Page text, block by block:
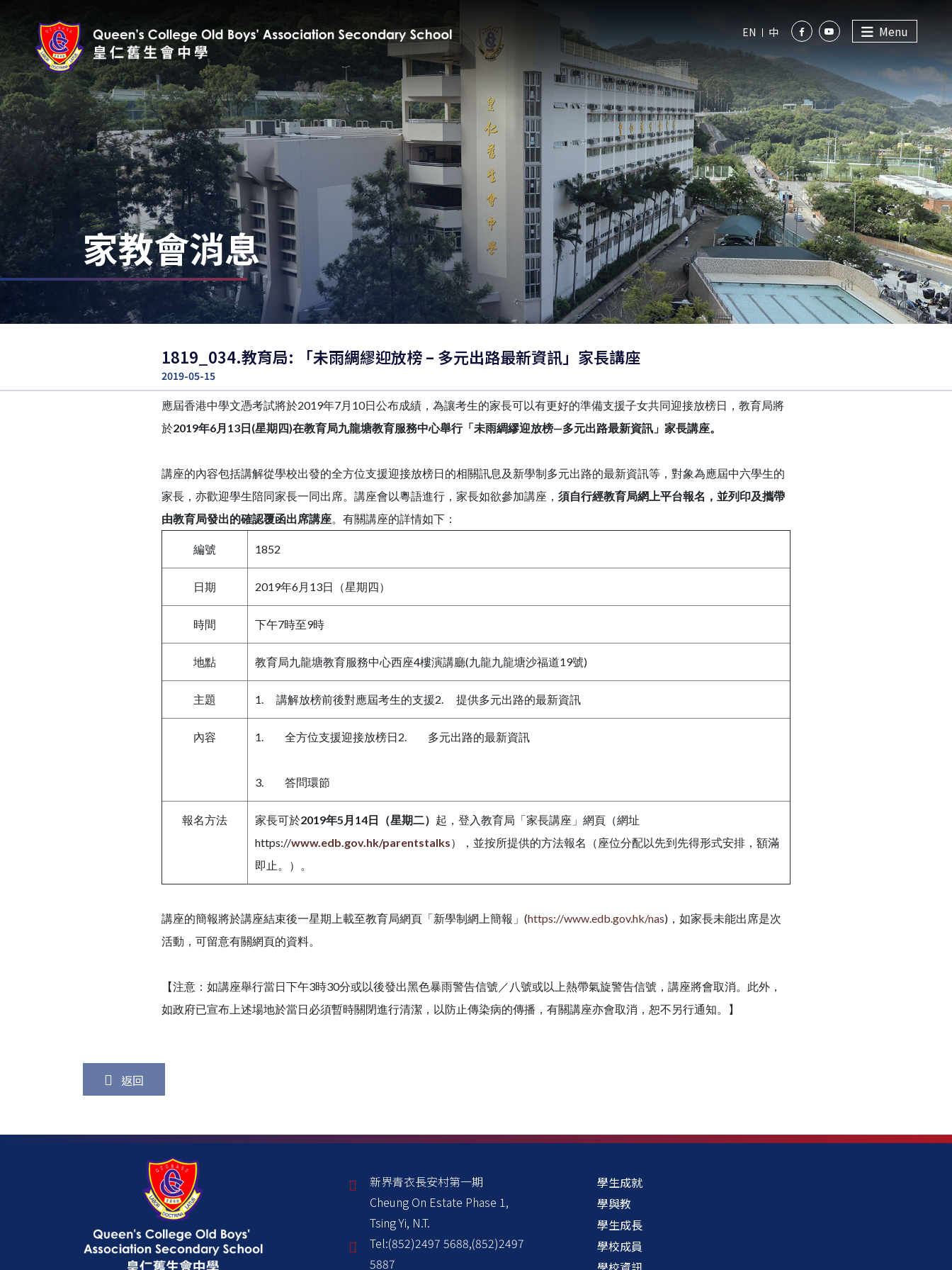
EN 中 Menu
家教會消息
1819_034.教育局: 「未雨綢繆迎放榜 – 多元出路最新資訊」家長講座
2019-05-15
應屆香港中學文憑考試將於2019年7月10日公布成績，為讓考生的家長可以有更好的準備支援子女共同迎接放榜日，教育局將
於2019年6月13日(星期四)在教育局九龍塘教育服務中心舉行「未雨綢繆迎放榜—多元出路最新資訊」家長講座。
講座的內容包括講解從學校出發的全方位支援迎接放榜日的相關訊息及新學制多元出路的最新資訊等，對象為應屆中六學生的
家長，亦歡迎學生陪同家長一同出席。講座會以粵語進行，家長如欲參加講座， 須自行經教育局網上平台報名，並列印及攜帶
由教育局發出的確認覆函出席講座。有關講座的詳情如下：
編號 1852
日期 2019年6月13日（星期四）
時間 下午7時至9時
地點 教育局九龍塘教育服務中心西座4樓演講廳(九龍九龍塘沙福道19號)
主題 1. 講解放榜前後對應屆考生的支援2. 提供多元出路的最新資訊
內容 1. 全方位支援迎接放榜日2. 多元出路的最新資訊
3. 答問環節
報名方法 家長可於2019年5 月 14日（星期二） 起，登入教育局「家長講座」網頁（網址
https://www.edb.gov.hk/parentstalks），並按所提供的方法報名（座位分配以先到先得形式安排，額滿
即止。）。
講座的簡報將於講座結束後一星期上載至教育局網頁「新學制網上簡報」(https://www.edb.gov.hk/nas)，如家長未能出席是次
活動，可留意有關網頁的資料。
【注意：如講座舉行當日下午3時30分或以後發出黑色暴雨警告信號／八號或以上熱帶氣旋警告信號，講座將會取消。此外，
如政府已宣布上述場地於當日必須暫時關閉進行清潔，以防止傳染病的傳播，有關講座亦會取消，恕不另行通知。】
返回
新界青衣長安村第一期
Cheung On Estate Phase 1,
Tsing Yi, N.T.
Tel:(852)2497 5688,(852)2497
5887
學生成就
學與教
學生成長
學校成員